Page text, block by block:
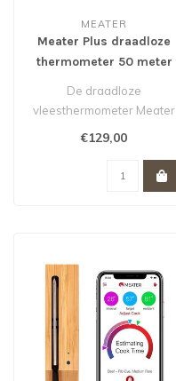
MEATER
Meater Plus draadloze
thermometer 50 meter
De draadloze
vleesthermometer Meater
meet zowel de kern
€129,00